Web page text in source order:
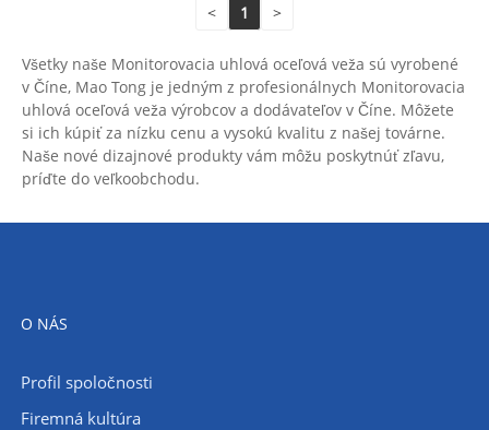
< 1 >
Všetky naše Monitorovacia uhlová oceľová veža sú vyrobené
v Číne, Mao Tong je jedným z profesionálnych Monitorovacia
uhlová oceľová veža výrobcov a dodávateľov v Číne. Môžete
si ich kúpiť za nízku cenu a vysokú kvalitu z našej továrne.
Naše nové dizajnové produkty vám môžu poskytnúť zľavu,
príďte do veľkoobchodu.
O NÁS
Profil spoločnosti
Firemná kultúra